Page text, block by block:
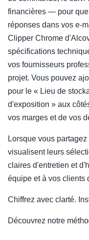
financières — pour
réponses dans vos e-
Clipper Chrome
spécifications
vos fournisseurs
projet. Vous pouvez
pour le « Lieu de
d'exposition » aux
vos marges et de vos
Lorsque vous
visualisent leurs
claires d'entretien et
équipe et à vos clients
Chiffrez avec clarté.
Découvrez notre